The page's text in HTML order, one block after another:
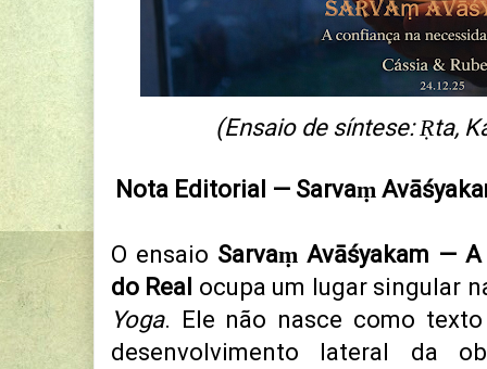
(Ensaio de síntese: Ṛta,
Nota Editorial — Sarvaṃ
O ensaio Sarvaṃ Avāśyakam —
do Real ocupa um lugar singular
Yoga. Ele não nasce como
desenvolvimento lateral da